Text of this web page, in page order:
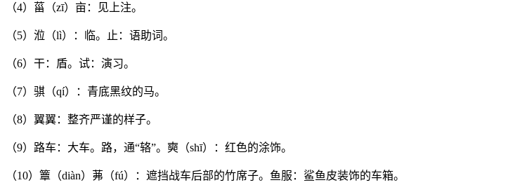
（4）菑（zī）亩：见上注。
（5）涖（lì）：临。止：语助词。
（6）干：盾。试：演习。
（7）骐（qí）：青底黑纹的马。
（8）翼翼：整齐严谨的样子。
（9）路车：大车。路，通“辂”。奭（shī）：红色的涂饰。
（10）簟（diàn）茀（fú）：遮挡战车后部的竹席子。鱼服：鲨鱼皮装饰的车箱。